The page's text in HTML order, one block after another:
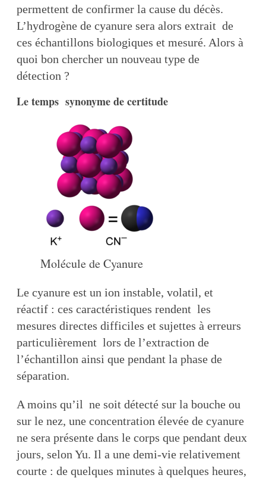
permettent de confirmer la cause du décès.
L’hydrogène de cyanure sera alors extrait de
ces échantillons biologiques et mesuré. Alors à
quoi bon chercher un nouveau type de
détection ?
Le temps synonyme de certitude
Molécule de Cyanure
Le cyanure est un ion instable, volatil, et
réactif : ces caractéristiques rendent les
mesures directes difficiles et sujettes à erreurs
particulièrement lors de l’extraction de
l’échantillon ainsi que pendant la phase de
séparation.
A moins qu’il ne soit détecté sur la bouche ou
sur le nez, une concentration élevée de cyanure
ne sera présente dans le corps que pendant deux
jours, selon Yu. Il a une demi-vie relativement
courte : de quelques minutes à quelques heures,